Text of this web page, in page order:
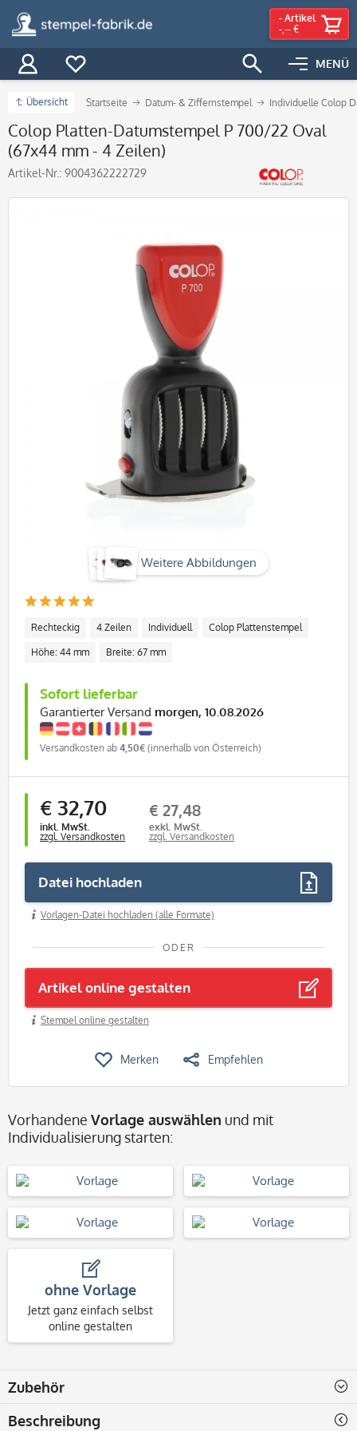
MENÜ
- Artikel
-,-- €
Übersicht Startseite Datum- & Ziffernstempel Individuelle Colop
Colop Platten-Datumstempel P 700/22 Oval
(67x44 mm - 4 Zeilen)
Artikel-Nr.: 9004362222729
Weitere Abbildungen
Rechteckig 4 Zeilen Individuell Colop Plattenstempel
Höhe: 44 mm Breite: 67 mm
Sofort lieferbar
Garantierter Versand morgen, 10.08.2026
Versandkosten ab 4,50€ (innerhalb von Österreich)
€ 32,70
inkl. MwSt.
zzgl. Versandkosten
€ 27,48
exkl. MwSt.
zzgl. Versandkosten
Datei hochladen
Vorlagen-Datei hochladen (alle Formate)
ODER
Artikel online gestalten
Stempel online gestalten
Merken Empfehlen
Vorhandene Vorlage auswählen und mit
Individualisierung starten:
ohne Vorlage
Jetzt ganz einfach selbst
online gestalten
Zubehör
Beschreibung